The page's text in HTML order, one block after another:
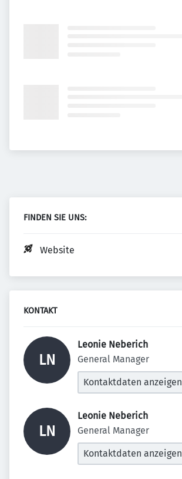
FINDEN SIE UNS:
Website
KONTAKT
LN
Leonie Neberich
General Manager
Kontaktdaten anzeigen
LN
Leonie Neberich
General Manager
Kontaktdaten anzeigen